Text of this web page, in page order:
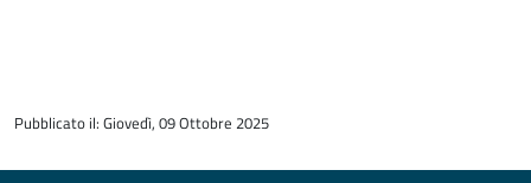
del
Pubblicato il: Giovedì, 09 Ottobre 2025